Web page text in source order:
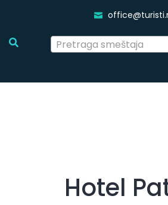
Pretraga smeštaja
Hotel